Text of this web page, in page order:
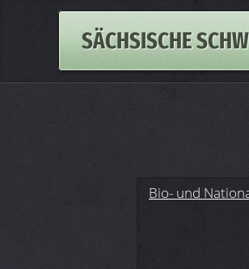
SÄCHSISCHE
Bio- und